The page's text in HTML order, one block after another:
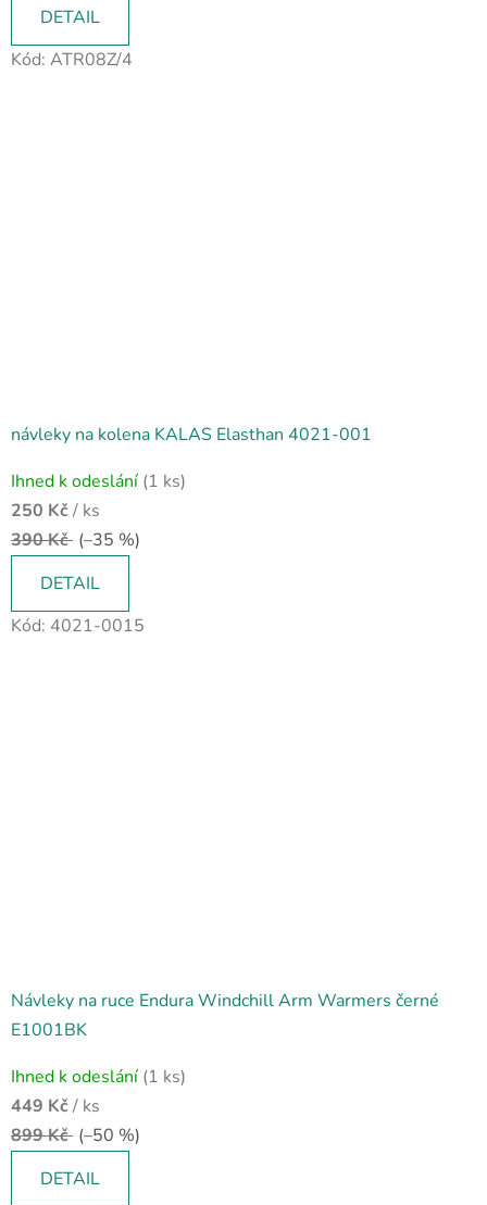
DETAIL
Kód: ATR08Z/4
návleky na kolena KALAS Elasthan 4021-001
Ihned k odeslání (1 ks)
250 Kč/ ks
390 Kč (–35 %)
DETAIL
Kód: 4021-0015
Návleky na ruce Endura Windchill Arm Warmers černé
E1001BK
Ihned k odeslání (1 ks)
449 Kč/ ks
899 Kč (–50 %)
DETAIL